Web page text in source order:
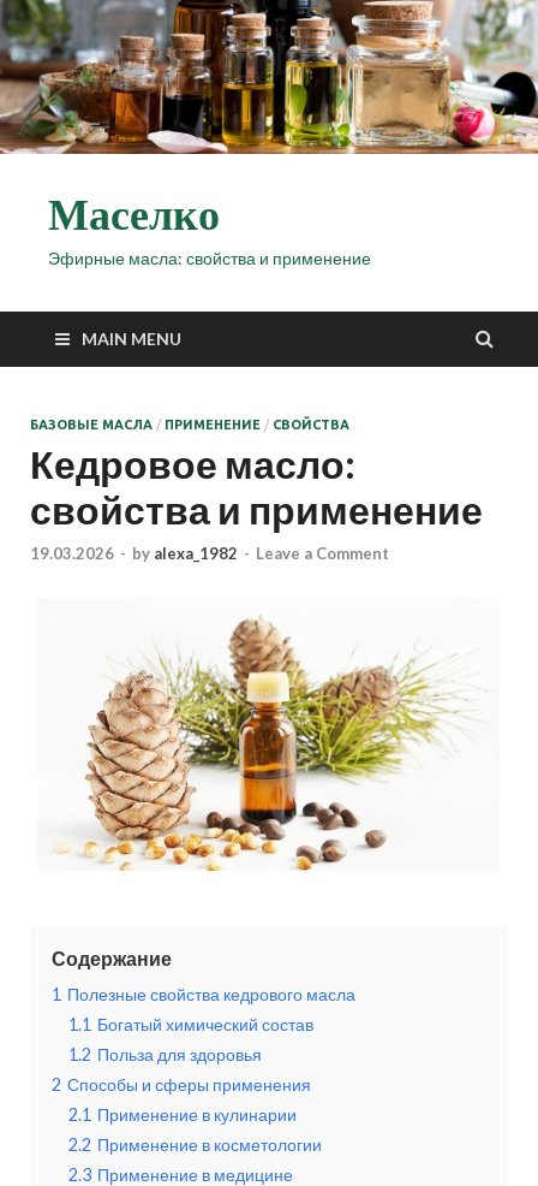
Маселко
Эфирные масла: свойства и применение
MAIN MENU
БАЗОВЫЕ МАСЛА / ПРИМЕНЕНИЕ / СВОЙСТВА
Кедровое масло:
свойства и применение
19.03.2026 - by alexa_1982 - Leave a Comment
Содержание
1 Полезные свойства кедрового масла
1.1 Богатый химический состав
1.2 Польза для здоровья
2 Способы и сферы применения
2.1 Применение в кулинарии
2.2 Применение в косметологии
2.3 Применение в медицине